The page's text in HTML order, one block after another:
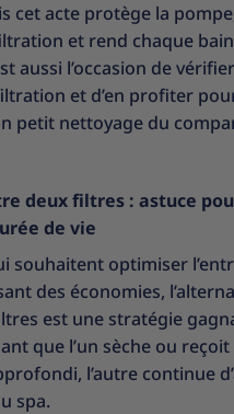
cet acte protège la
et rend chaque
aussi l’occasion de
et d’en profiter
petit nettoyage du
deux filtres : astuce
de vie
souhaitent optimiser
des économies,
est une stratégie
que l’un sèche ou
l’autre continue
spa.